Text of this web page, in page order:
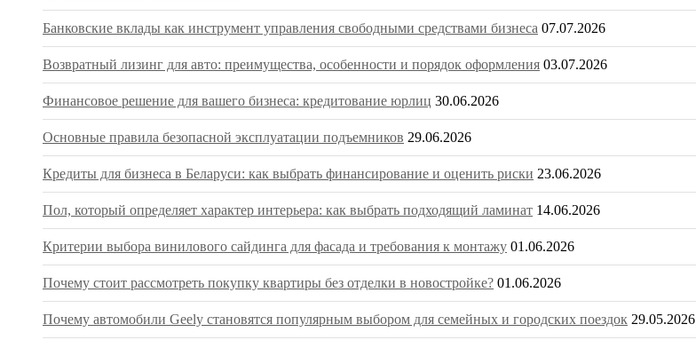
Банковские вклады как инструмент управления свободными средствами бизнеса 07.07.2026
Возвратный лизинг для авто: преимущества, особенности и порядок оформления 03.07.2026
Финансовое решение для вашего бизнеса: кредитование юрлиц 30.06.2026
Основные правила безопасной эксплуатации подъемников 29.06.2026
Кредиты для бизнеса в Беларуси: как выбрать финансирование и оценить риски 23.06.2026
Пол, который определяет характер интерьера: как выбрать подходящий ламинат 14.06.2026
Критерии выбора винилового сайдинга для фасада и требования к монтажу 01.06.2026
Почему стоит рассмотреть покупку квартиры без отделки в новостройке? 01.06.2026
Почему автомобили Geely становятся популярным выбором для семейных и городских поездок 29.05.2026